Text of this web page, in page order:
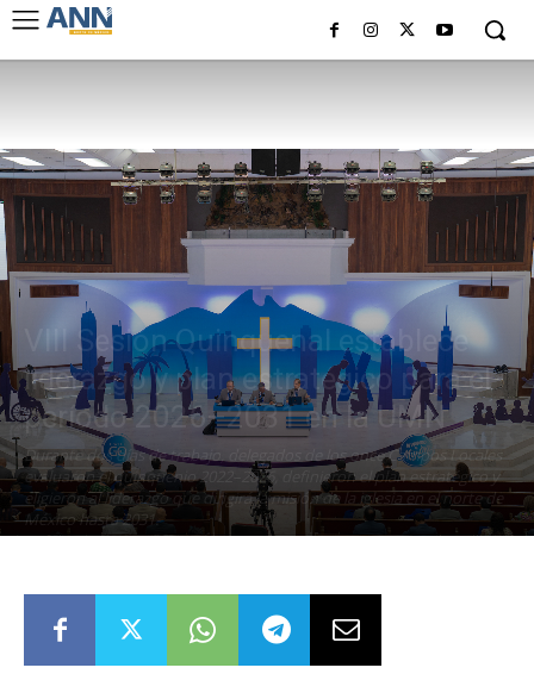
VIII Sesión Quinquenal establece
liderazgo y plan estratégico para el
período 2026–2031 en la UMN
Durante dos días de trabajo, delegados de los once Campos Locales
evaluaron el quinquenio 2022–2026, definieron el plan estratégico y
eligieron al liderazgo que dirigirá la misión de la iglesia en el norte de
México hasta 2031.